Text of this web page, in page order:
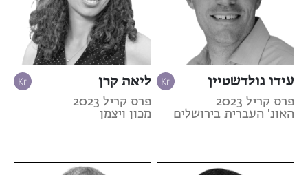
עידו גולדשטיין
פרס קריל 2023
האונ' העברית בירושלים
ליאת קרן
פרס קריל 2023
מכון ויצמן